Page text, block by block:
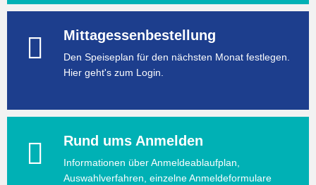
Mittagessenbestellung
Den Speiseplan für den nächsten Monat festlegen.
Hier geht's zum Login.
Rund ums Anmelden
Informationen über Anmeldeablaufplan,
Auswahlverfahren, einzelne Anmeldeformulare